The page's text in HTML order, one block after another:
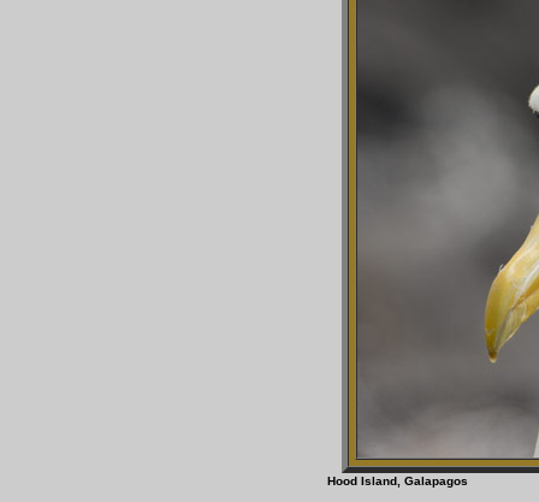
Hood Island,